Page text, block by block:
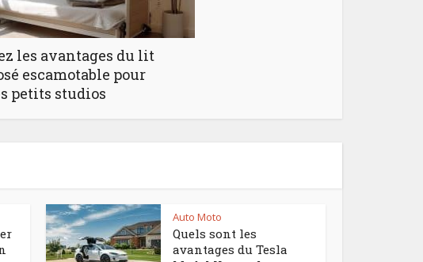
les avantages du lit
escamotable pour
petits studios
Auto Moto
Quels sont les
avantages du Tesla